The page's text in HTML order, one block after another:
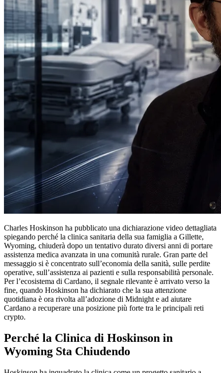
Charles Hoskinson ha pubblicato una dichiarazione video dettagliata
spiegando perché la clinica sanitaria della sua famiglia a Gillette,
Wyoming, chiuderà dopo un tentativo durato diversi anni di portare
assistenza medica avanzata in una comunità rurale. Gran parte del
messaggio si è concentrato sull’economia della sanità, sulle perdite
operative, sull’assistenza ai pazienti e sulla responsabilità personale.
Per l’ecosistema di Cardano, il segnale rilevante è arrivato verso la
fine, quando Hoskinson ha dichiarato che la sua attenzione
quotidiana è ora rivolta all’adozione di Midnight e ad aiutare
Cardano a recuperare una posizione più forte tra le principali reti
crypto.
Perché la Clinica di Hoskinson in
Wyoming Sta Chiudendo